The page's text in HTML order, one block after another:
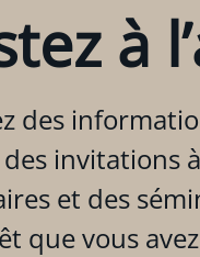
à
des
invitations
et des
que vous